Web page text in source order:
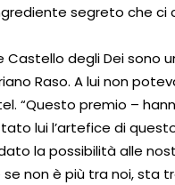
segreto che ci
Castello degli Dei sono
Raso. A lui non
“Questo premio –
lui l’artefice di
la possibilità alle
se non è più tra noi, sta